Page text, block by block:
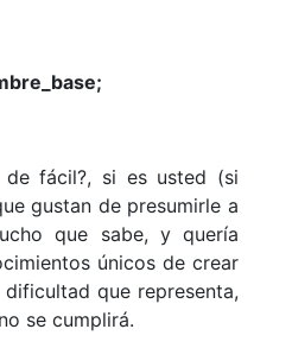
fácil?, si es usted (si
gustan de presumirle a
que sabe, y quería
únicos de crear
que representa,
se cumplirá.